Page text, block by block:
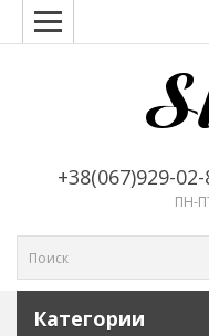
+38(067)929-
ПН-
Категории